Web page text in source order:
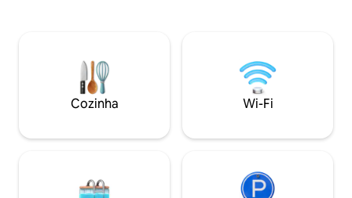
quartos e um apartamento
independente acomodam
confortavelmente famílias ou amigos.
Um lugar raro onde o luxo, a natureza e
de música. O mar a
encantadora com
supermercado a
casa. Campo de golfe a 10 minutos de
Cozinha Wi-Fi